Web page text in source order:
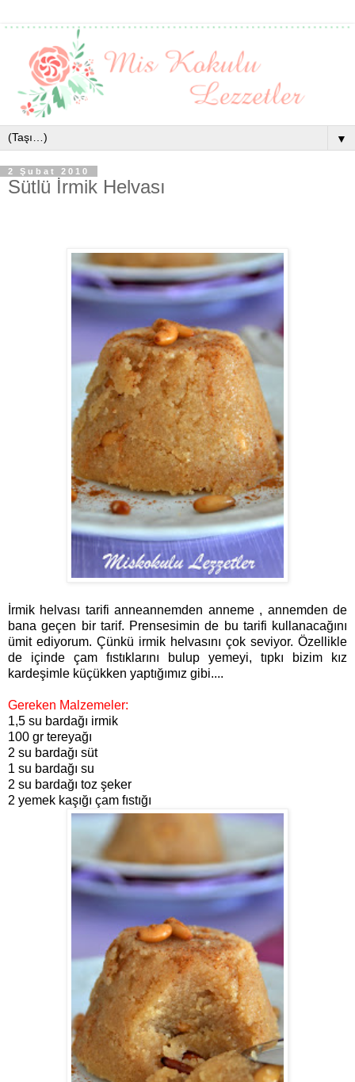
▼
2 Şubat 2010
Sütlü İrmik Helvası
rmik helvası tarifi anneannemden anneme , annemden de
bana geçen bir tarif. Prensesimin de bu tarifi kullanacağını
ümit ediyorum. Çünkü irmik helvasını çok seviyor. Özellikle
de içinde çam fıstıklarını bulup yemeyi, tıpkı bizim kız
kardeşimle küçükken yaptığımız gibi....
Gereken Malzemeler:
1,5 su bardağı irmik
100 gr tereyağı
2 su bardağı süt
1 su bardağı su
2 su bardağı toz şeker
2 yemek kaşığı çam fıstığı